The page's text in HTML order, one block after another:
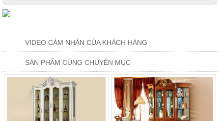
VIDEO CẢM NHẬN CỦA KHÁCH HÀNG
SẢN PHẨM CÙNG CHUYÊN MỤC